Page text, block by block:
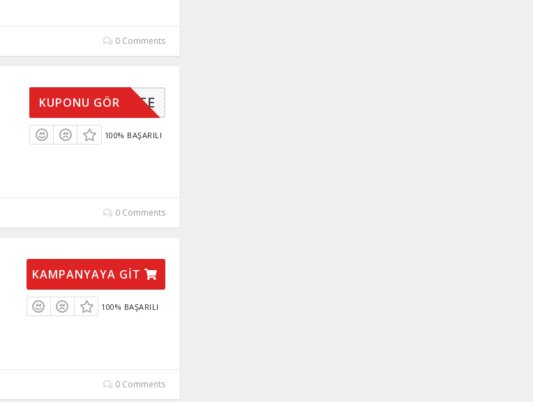
0 Comments
SEPETTE
KUPONU GÖR
100% BAŞARILI
0 Comments
KAMPANYAYA GIT
100% BAŞARILI
0 Comments